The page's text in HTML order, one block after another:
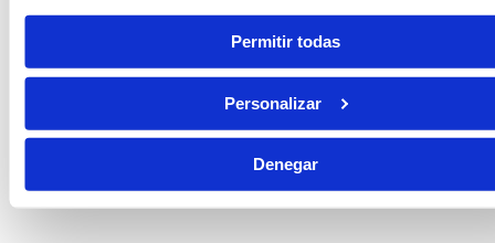
Permitir todas
Personalizar
Denegar
Becas